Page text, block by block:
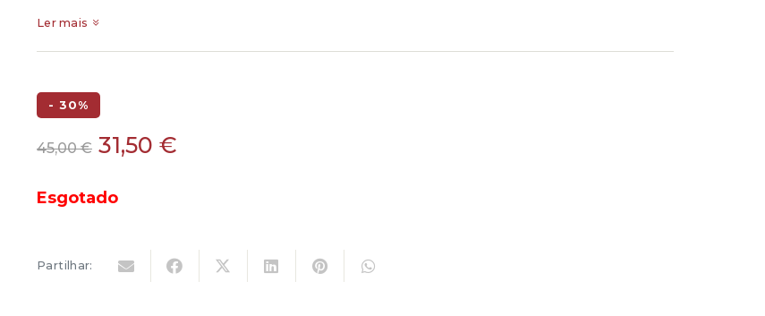
Ler mais
- 30%
45,00€ O
original
era:
31,50 €
Esgotado
Partilhar: